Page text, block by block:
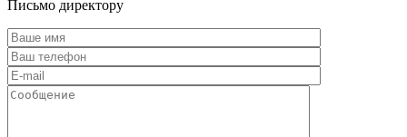
Письмо директору